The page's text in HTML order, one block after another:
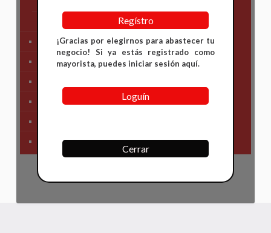
Tren Delantero
Partes de Motor
SIstema Eléctrico
Primera Necesidad
Regístro
¡Gracias por elegirnos para abastecer tu
negocio! Si ya estás registrado como
mayorista, puedes iniciar sesión aquí.
Loguín
Cerrar